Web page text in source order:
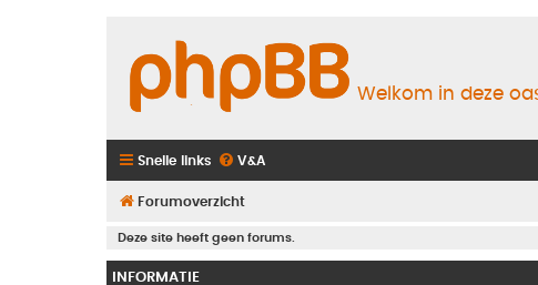
Welkom in deze
Snelle links V&A
Forumoverzicht
Deze site heeft geen forums.
INFORMATIE